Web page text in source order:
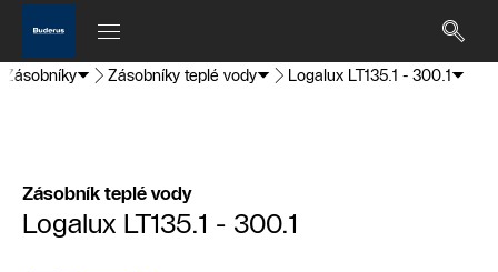
Zásobníky Zásobníky teplé vody Logalux LT135.1 - 300.1
Zásobník teplé vody
Logalux LT135.1 - 300.1